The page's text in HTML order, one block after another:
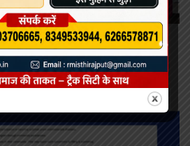
रायपुर
नींव के लिए पोषण एवं बाल
का मंथन